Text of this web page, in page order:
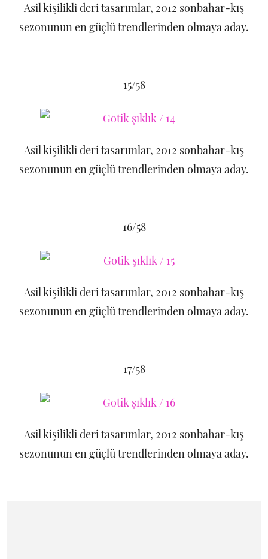
Asil kişilikli deri tasarımlar, 2012 sonbahar-kış
sezonunun en güçlü trendlerinden olmaya aday.
15/58
Asil kişilikli deri tasarımlar, 2012 sonbahar-kış
sezonunun en güçlü trendlerinden olmaya aday.
16/58
Asil kişilikli deri tasarımlar, 2012 sonbahar-kış
sezonunun en güçlü trendlerinden olmaya aday.
17/58
Asil kişilikli deri tasarımlar, 2012 sonbahar-kış
sezonunun en güçlü trendlerinden olmaya aday.